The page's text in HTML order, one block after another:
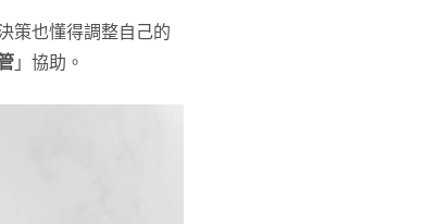
策也懂得調整自己的
」協助。